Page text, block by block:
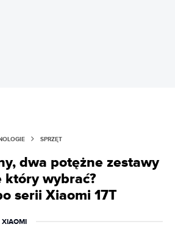
SPRZĘT
dwa potężne zestawy
który wybrać?
serii Xiaomi 17T
XIAOMI